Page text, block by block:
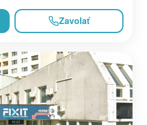
Zavolať